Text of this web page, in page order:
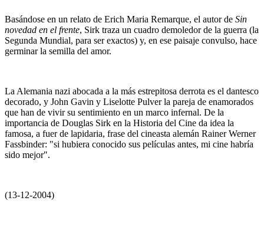
Basándose en un relato de Erich Maria Remarque, el autor de Sin
novedad en el frente, Sirk traza un cuadro demoledor de la guerra (la
Segunda Mundial, para ser exactos) y, en ese paisaje convulso, hace
germinar la semilla del amor.
La Alemania nazi abocada a la más estrepitosa derrota es el dantesco
decorado, y John Gavin y Liselotte Pulver la pareja de enamorados
que han de vivir su sentimiento en un marco infernal. De la
importancia de Douglas Sirk en la Historia del Cine da idea la
famosa, a fuer de lapidaria, frase del cineasta alemán Rainer Werner
Fassbinder: "si hubiera conocido sus películas antes, mi cine habría
sido mejor".
(13-12-2004)